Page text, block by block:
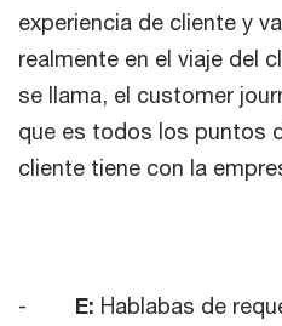
experiencia de cliente y
realmente en el viaje del
se llama, el customer
que es todos los puntos
cliente tiene con la
- E: Hablabas de